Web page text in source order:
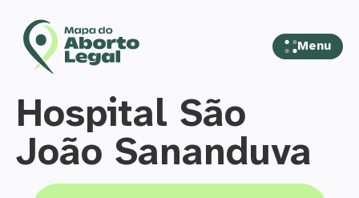
Menu
Hospital São
João Sananduva